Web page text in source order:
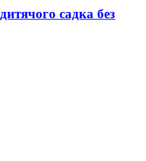
садка без